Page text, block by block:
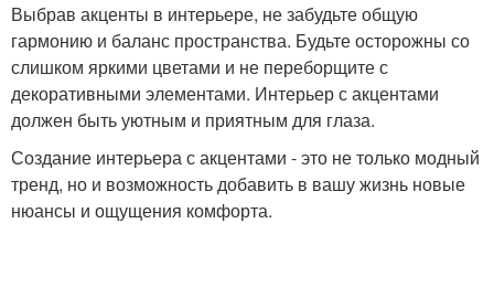
Выбрав акценты в интерьере, не забудьте общую
гармонию и баланс пространства. Будьте осторожны со
слишком яркими цветами и не переборщите с
декоративными элементами. Интерьер с акцентами
должен быть уютным и приятным для глаза.
Создание интерьера с акцентами - это не только модный
тренд, но и возможность добавить в вашу жизнь новые
нюансы и ощущения комфорта.